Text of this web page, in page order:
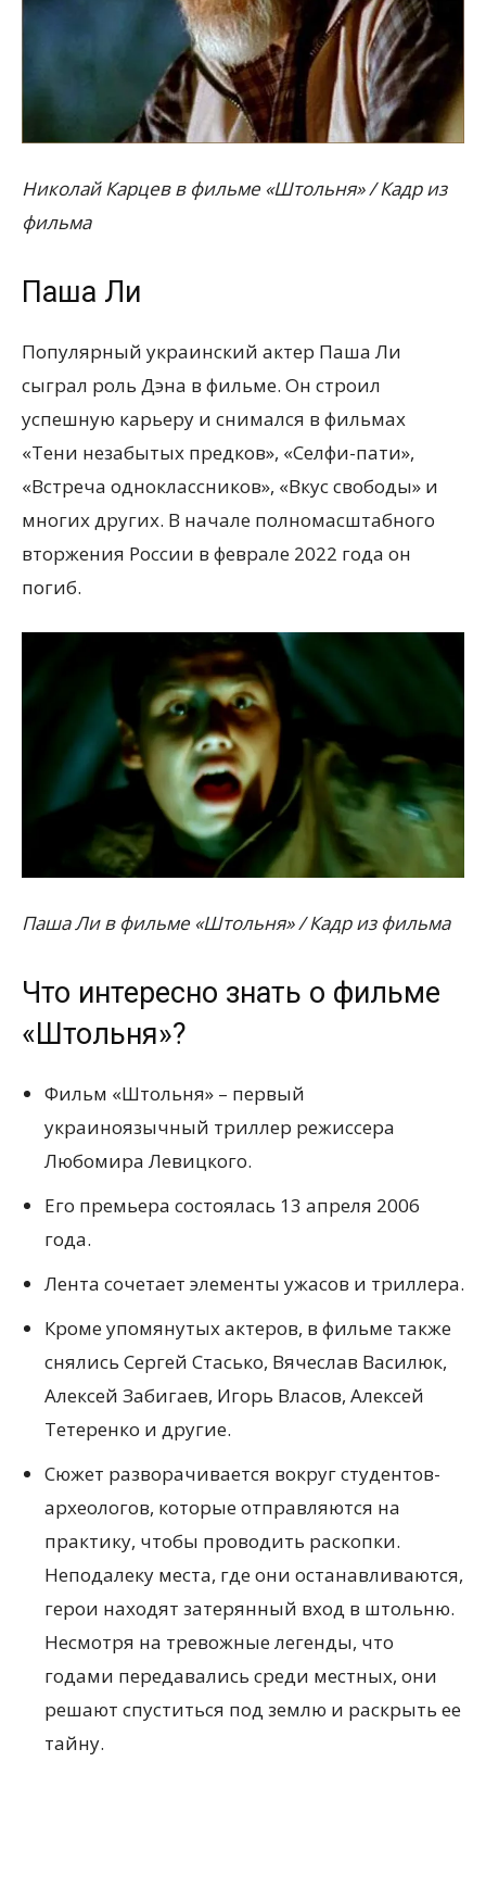
Николай Карцев в фильме «Штольня» / Кадр из
фильма
Паша Ли
Популярный украинский актер Паша Ли
сыграл роль Дэна в фильме. Он строил
успешную карьеру и снимался в фильмах
«Тени незабытых предков», «Селфи-пати»,
«Встреча одноклассников», «Вкус свободы» и
многих других. В начале полномасштабного
вторжения России в феврале 2022 года он
погиб.
Паша Ли в фильме «Штольня» / Кадр из фильма
Что интересно знать о фильме
«Штольня»?
Фильм «Штольня» – первый
украиноязычный триллер режиссера
Любомира Левицкого.
Его премьера состоялась 13 апреля 2006
года.
Лента сочетает элементы ужасов и триллера.
Кроме упомянутых актеров, в фильме также
снялись Сергей Стасько, Вячеслав Василюк,
Алексей Забигаев, Игорь Власов, Алексей
Тетеренко и другие.
Сюжет разворачивается вокруг студентов-
археологов, которые отправляются на
практику, чтобы проводить раскопки.
Неподалеку места, где они останавливаются,
герои находят затерянный вход в штольню.
Несмотря на тревожные легенды, что
годами передавались среди местных, они
решают спуститься под землю и раскрыть ее
тайну.